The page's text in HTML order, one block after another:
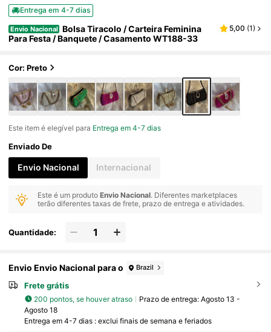
Entrega em 4-7 dias
Envio Nacional Bolsa Tiracolo / Carteira Feminina
Para Festa / Banquete / Casamento WT188-33
5,00 (1)
Cor: Preto
Este item é elegível para Entrega em 4-7 dias
Enviado De
Envio Nacional Internacional
Este é um produtoEnvio Nacional. Diferentes marketplaces
terão diferentes taxas de frete, prazo de entrega e atividades.
Quantidade:
Envio Envio Nacional para o Brazil
Frete grátis
200 pontos, se houver atraso Prazo de entrega: Agosto 13 -
Agosto 18
Entrega em 4-7 dias : exclui finais de semana e feriados